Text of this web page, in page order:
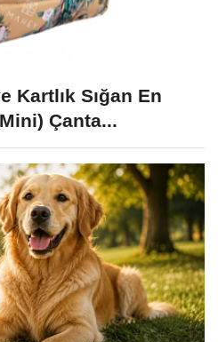
Kartlık Sığan En
Çanta...